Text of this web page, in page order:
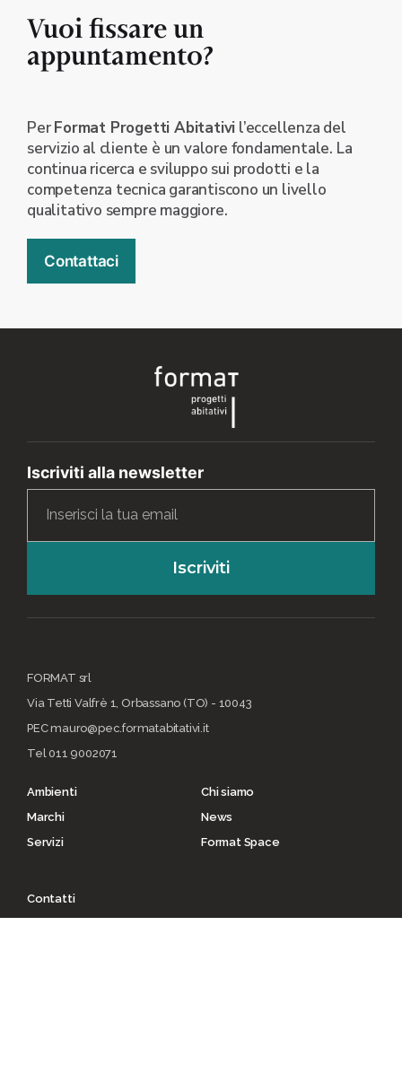
Vuoi fissare un
appuntamento?
PerFormat Progetti Abitativi l’eccellenza del
servizio al cliente è un valore fondamentale. La
continua ricerca e sviluppo sui prodotti e la
competenza tecnica garantiscono un livello
qualitativo sempre maggiore.
Contattaci
Iscriviti alla newsletter
Iscriviti
FORMAT srl
Via Tetti Valfrè 1, Orbassano (TO) - 10043
PEC mauro@pec.formatabitativi.it
Tel 011 9002071
Ambienti
Marchi
Servizi
Chi siamo
News
Format Space
Contatti